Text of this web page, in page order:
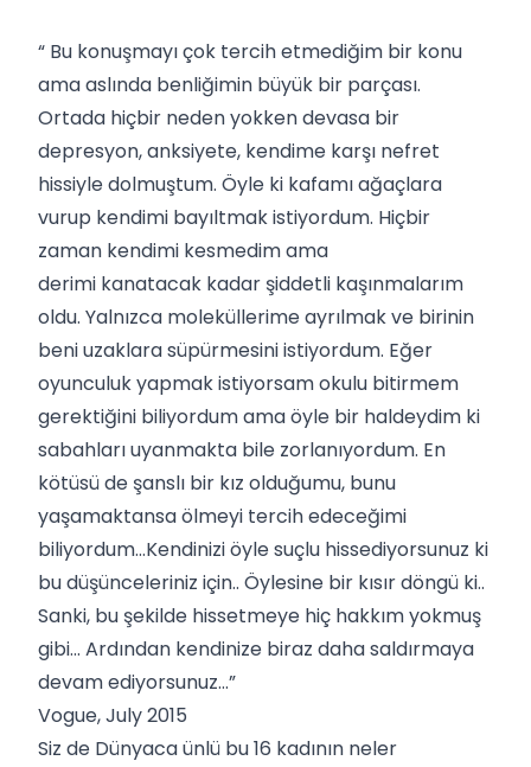
“ Bu konuşmayı çok tercih etmediğim bir konu
ama aslında benliğimin büyük bir parçası.
Ortada hiçbir neden yokken devasa bir
depresyon, anksiyete, kendime karşı nefret
hissiyle dolmuştum. Öyle ki kafamı ağaçlara
vurup kendimi bayıltmak istiyordum. Hiçbir
zaman kendimi kesmedim ama
derimi kanatacak kadar şiddetli kaşınmalarım
oldu. Yalnızca moleküllerime ayrılmak ve birinin
beni uzaklara süpürmesini istiyordum. Eğer
oyunculuk yapmak istiyorsam okulu bitirmem
gerektiğini biliyordum ama öyle bir haldeydim ki
sabahları uyanmakta bile zorlanıyordum. En
kötüsü de şanslı bir kız olduğumu, bunu
yaşamaktansa ölmeyi tercih edeceğimi
biliyordum…Kendinizi öyle suçlu hissediyorsunuz ki
bu düşünceleriniz için.. Öylesine bir kısır döngü ki..
Sanki, bu şekilde hissetmeye hiç hakkım yokmuş
gibi… Ardından kendinize biraz daha saldırmaya
devam ediyorsunuz…”
Vogue, July 2015
Siz de Dünyaca ünlü bu 16 kadının neler